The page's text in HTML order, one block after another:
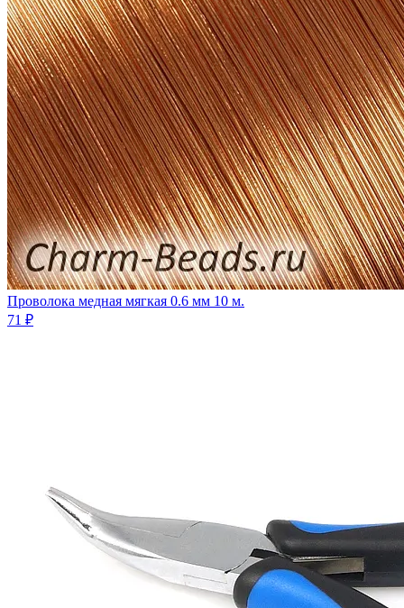
Проволока медная мягкая 0.6 мм 10 м.
71 ₽